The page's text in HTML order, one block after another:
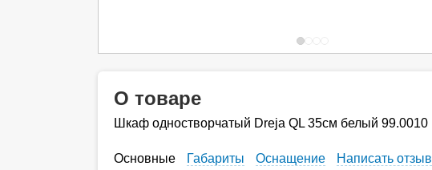
О товаре
Шкаф одностворчатый Dreja QL 35см белый 99.0010
Основные Габариты Оснащение Написать отзыв